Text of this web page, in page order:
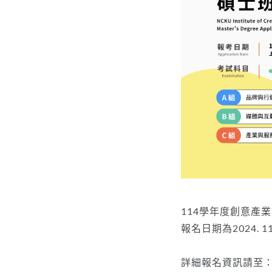
114學年度創意產
報名日期為2024.
詳細報名資訊請至